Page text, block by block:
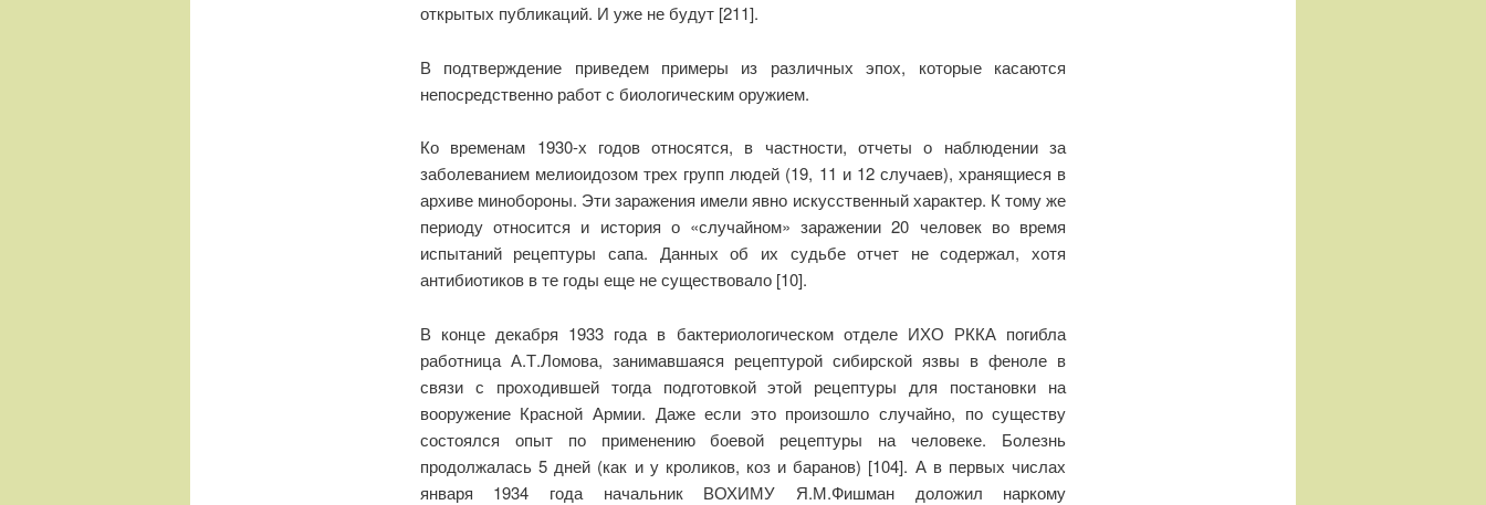
открытых публикаций. И уже не будут [211].
В подтверждение приведем примеры из различных эпох, которые касаются
непосредственно работ с биологическим оружием.
Ко временам 1930-х годов относятся, в частности, отчеты о наблюдении за
заболеванием мелиоидозом трех групп людей (19, 11 и 12 случаев), хранящиеся в
архиве минобороны. Эти заражения имели явно искусственный характер. К тому же
периоду относится и история о «случайном» заражении 20 человек во время
испытаний рецептуры сапа. Данных об их судьбе отчет не содержал, хотя
антибиотиков в те годы еще не существовало [10].
В конце декабря 1933 года в бактериологическом отделе ИХО РККА погибла
работница А.Т.Ломова, занимавшаяся рецептурой сибирской язвы в феноле в
связи с проходившей тогда подготовкой этой рецептуры для постановки на
вооружение Красной Армии. Даже если это произошло случайно, по существу
состоялся опыт по применению боевой рецептуры на человеке. Болезнь
продолжалась 5 дней (как и у кроликов, коз и баранов) [104]. А в первых числах
января 1934 года начальник ВОХИМУ Я.М.Фишман доложил наркому